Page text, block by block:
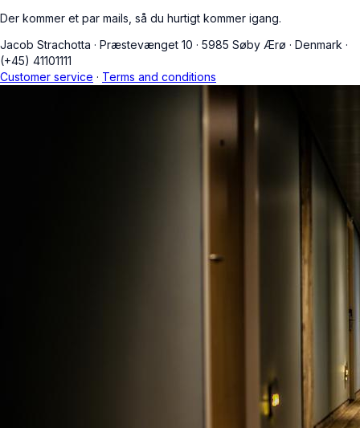
Der kommer et par mails, så du hurtigt kommer igang.
Jacob Strachotta · Præstevænget 10 · 5985 Søby Ærø · Denmark ·
(+45) 41101111
Customer service · Terms and conditions